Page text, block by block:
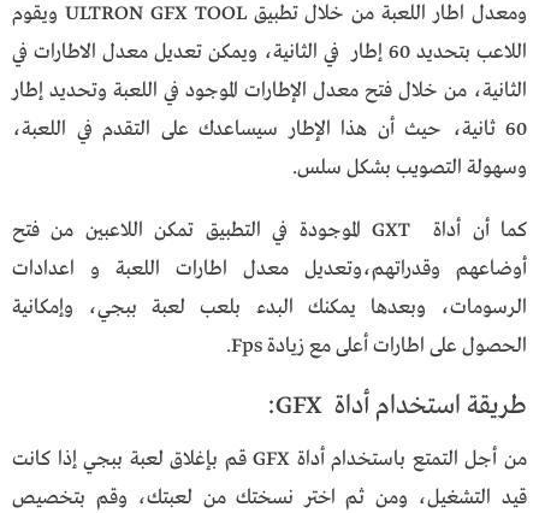
ومعدل اطار اللعبة من خلال تطبيق ULTRON GFX TOOL ويقوم
اللاعب بتحديد 60 إطار في الثانية، ويمكن تعديل معدل الاطارات في
الثانية، من خلال فتح معدل الإطارات الموجود في اللعبة وتحديد إطار
60 ثانية، حيث أن هذا الإطار سيساعدك على التقدم في اللعبة،
وسهولة التصويب بشكل سلس.
كما أن أداة GXT الموجودة في التطبيق تمكن اللاعبين من فتح
أوضاعهم وقدراتهم،وتعديل معدل اطارات اللعبة و اعدادات
الرسومات، وبعدها يمكنك البدء بلعب لعبة ببجي، وإمكانية
الحصول على اطارات أعلى مع زيادة Fps.
طريقة استخدام أداة GFX:
من أجل التمتع باستخدام أداة GFX قم بإغلاق لعبة ببجي إذا كانت
قيد التشغيل، ومن ثم اختر نسختك من لعبتك، وقم بتخصيص